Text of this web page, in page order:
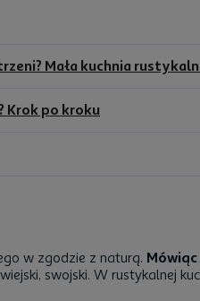
Mała kuchnia
Krok po kroku
w zgodzie z naturą.
swojski. W rustykalnej